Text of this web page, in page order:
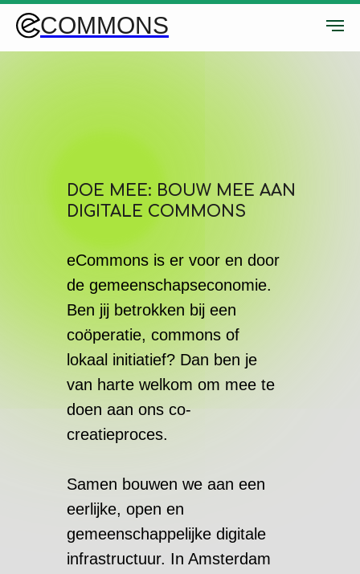
COMMONS
DOE MEE: BOUW MEE AAN
DIGITALE COMMONS
eCommons is er voor en door
de gemeenschapseconomie.
Ben jij betrokken bij een
coöperatie, commons of
lokaal initiatief? Dan ben je
van harte welkom om mee te
doen aan ons co-
creatieproces.
Samen bouwen we aan een
eerlijke, open en
gemeenschappelijke digitale
infrastructuur. In Amsterdam